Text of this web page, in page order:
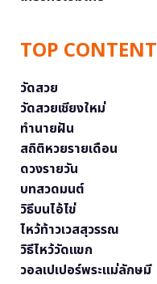
TOP CONTENT
วัดสวย
วัดสวยเชียงใหม่
ทำนายฝัน
สถิติหวยรายเดือน
ดวงรายวัน
บทสวดมนต์
วิธีบนไอ้ไข่
ไหว้ท้าวเวสสุวรรณ
วิธีไหว้วัดแขก
วอลเปเปอร์พระแม่ลักษมี